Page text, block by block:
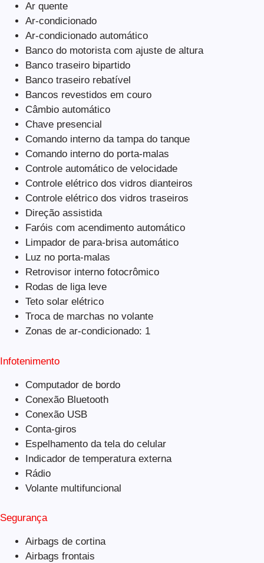
Ar quente
Ar-condicionado
Ar-condicionado automático
Banco do motorista com ajuste de altura
Banco traseiro bipartido
Banco traseiro rebatível
Bancos revestidos em couro
Câmbio automático
Chave presencial
Comando interno da tampa do tanque
Comando interno do porta-malas
Controle automático de velocidade
Controle elétrico dos vidros dianteiros
Controle elétrico dos vidros traseiros
Direção assistida
Faróis com acendimento automático
Limpador de para-brisa automático
Luz no porta-malas
Retrovisor interno fotocrômico
Rodas de liga leve
Teto solar elétrico
Troca de marchas no volante
Zonas de ar-condicionado: 1
Infotenimento
Computador de bordo
Conexão Bluetooth
Conexão USB
Conta-giros
Espelhamento da tela do celular
Indicador de temperatura externa
Rádio
Volante multifuncional
Segurança
Airbags de cortina
Airbags frontais